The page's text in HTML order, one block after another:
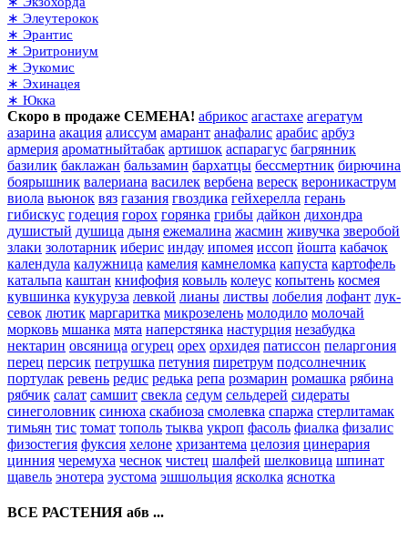
∗ Элеутерокок
∗ Эрантис
∗ Эритрониум
∗ Эукомис
∗ Эхинацея
∗ Юкка
Скоро в продаже СЕМЕНА! абрикос агастахе агератум
азарина акация алиссум амарант анафалис арабис арбуз
армерия ароматныйтабак артишок аспарагус багрянник
базилик баклажан бальзамин бархатцы бессмертник бирючина
боярышник валериана василек вербена вереск вероникаструм
виола вьюнок вяз газания гвоздика гейхерелла герань
гибискус годеция горох горянка грибы дайкон дихондра
душистый душица дыня ежемалина жасмин живучка зверобой
злаки золотарник иберис индау ипомея иссоп йошта кабачок
календула калужница камелия камнеломка капуста картофель
катальпа каштан книфофия ковыль колеус копытень космея
кувшинка кукуруза левкой лианы листвы лобелия лофант лук-
севок лютик маргаритка микрозелень молодило молочай
морковь мшанка мята наперстянка настурция незабудка
нектарин овсяница огурец орех орхидея патиссон пеларгония
перец персик петрушка петуния пиретрум подсолнечник
портулак ревень редис редька репа розмарин ромашка рябина
рябчик салат самшит свекла седум сельдерей сидераты
синеголовник синюха скабиоза смолевка спаржа стерлитамак
тимьян тис томат тополь тыква укроп фасоль фиалка физалис
физостегия фуксия хелоне хризантема целозия цинерария
цинния черемуха чеснок чистец шалфей шелковица шпинат
щавель энотера эустома эшшольция ясколка яснотка
ВСЕ РАСТЕНИЯ абв ...